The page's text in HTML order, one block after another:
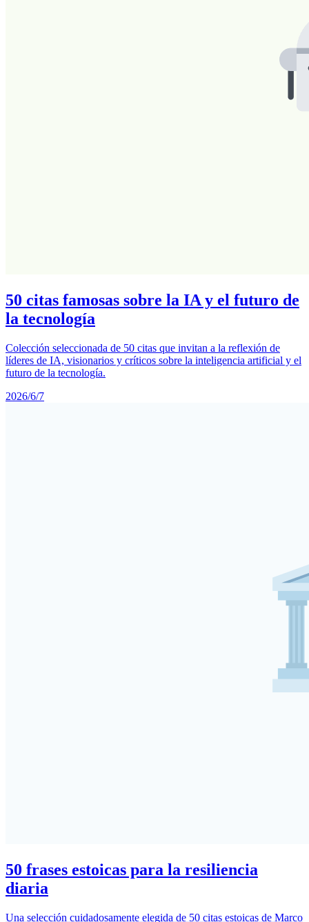
50 citas famosas sobre la IA y el futuro de
la tecnología
Colección seleccionada de 50 citas que invitan a la reflexión de
líderes de IA, visionarios y críticos sobre la inteligencia artificial y el
futuro de la tecnología.
2026/6/7
50 frases estoicas para la resiliencia
diaria
Una selección cuidadosamente elegida de 50 citas estoicas de Marco